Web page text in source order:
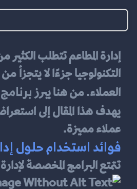
العملاء. من هنا يبرز
يهدف هذا المقال إلى
عملاء مميزة.
فوائد استخدام حلول
تتمتع البرامج المخصصة